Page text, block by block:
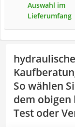
Auswahl im
Lieferumfang
So wählen
dem obigen
Test oder